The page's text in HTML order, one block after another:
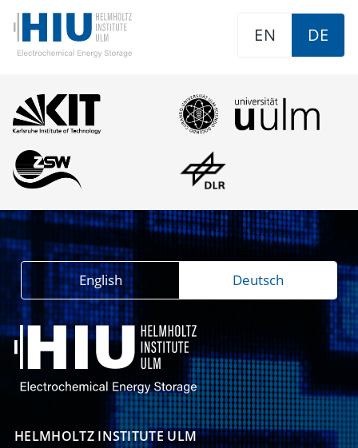
EN DE
HELMHOLTZ INSTITUTE ULM
English Deutsch